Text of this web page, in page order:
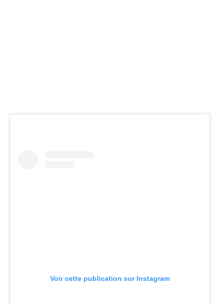
Voir cette publication sur Instagram